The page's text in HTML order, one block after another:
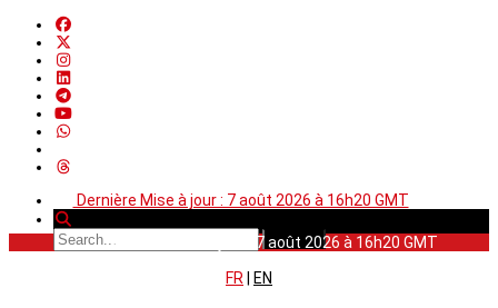
Dernière Mise à jour : 7 août 2026 à 16h20 GMT
Dernière Mise à jour : 7 août 2026 à 16h20 GMT
FR
EN